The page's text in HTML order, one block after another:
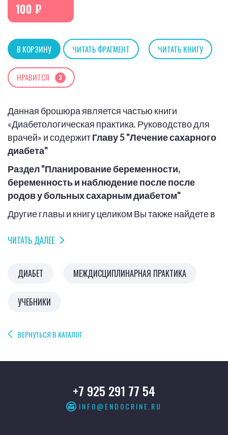
100 ₽
В КОРЗИНУ ЧИТАТЬ ФРАГМЕНТ ЧИТАТЬ КНИГУ
НРАВИТСЯ 3
Данная брошюра является частью книги
«Диабетологическая практика. Руководство для
врачей» и содержитГлаву 5 "Лечение сахарного
диабета"
Раздел "Планирование беременности,
беременность и наблюдение после после
родов у больных сахарным диабетом"
Другие главы и книгу целиком Вы также найдете в
ЧИТАТЬ ДАЛЕЕ
ДИАБЕТ МЕЖДИСЦИПЛИНАРНАЯ ПРАКТИКА
УЧЕБНИКИ
ВЕРНУТЬСЯ В КАТАЛОГ
+7 925 291 77 54
INFO@ENDOCRINE.RU